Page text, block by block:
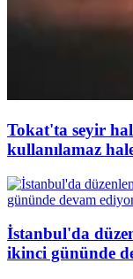
Tokat'ta seyir
kullanılamaz
İstanbul'da
ikinci gününde